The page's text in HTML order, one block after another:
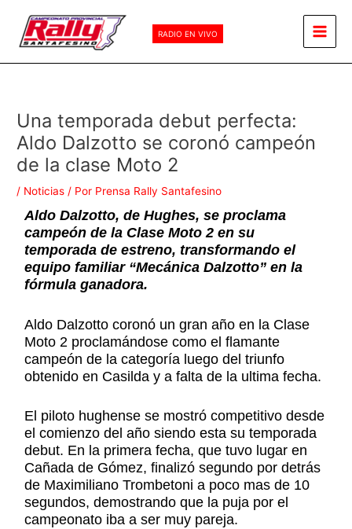
contenido
RADIO EN VIVO
Main
Una temporada debut perfecta:
Aldo Dalzotto se coronó campeón
de la clase Moto 2
/ Noticias / Por Prensa Rally Santafesino
Aldo Dalzotto, de Hughes, se proclama
campeón de la Clase Moto 2 en su
temporada de estreno, transformando el
equipo familiar “Mecánica Dalzotto” en la
fórmula ganadora.
Aldo Dalzotto coronó un gran año en la Clase
Moto 2 proclamándose como el flamante
campeón de la categoría luego del triunfo
obtenido en Casilda y a falta de la ultima fecha.
El piloto hughense se mostró competitivo desde
el comienzo del año siendo esta su temporada
debut. En la primera fecha, que tuvo lugar en
Cañada de Gómez, finalizó segundo por detrás
de Maximiliano Trombetoni a poco mas de 10
segundos, demostrando que la puja por el
campeonato iba a ser muy pareja.